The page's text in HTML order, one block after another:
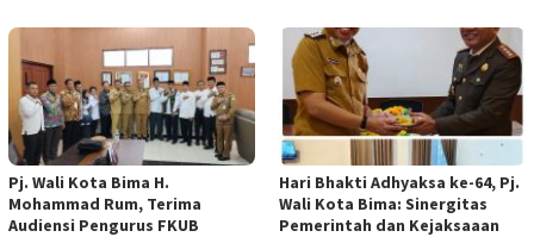
Pj. Wali Kota Bima H.
Mohammad Rum, Terima
Audiensi Pengurus FKUB
Hari Bhakti Adhyaksa ke-64, Pj.
Wali Kota Bima: Sinergitas
Pemerintah dan Kejaksaaan